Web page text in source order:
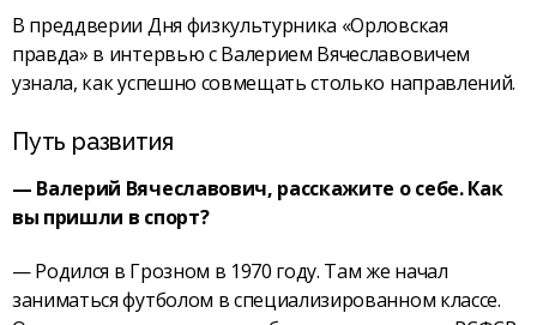
В преддверии Дня физкультурника «Орловская
правда» в интервью с Валерием Вячеславовичем
узнала, как успешно совмещать столько направлений.
Путь развития
— Валерий Вячеславович, расскажите о себе. Как
вы пришли в спорт?
— Родился в Грозном в 1970 году. Там же начал
заниматься футболом в специализированном классе.